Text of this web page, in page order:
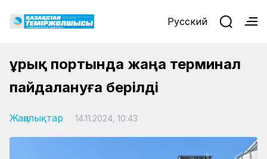
Русский
Құрық портында жаңа терминал
пайдалануға берілді
Жаңалықтар 14.11.2024, 10:43